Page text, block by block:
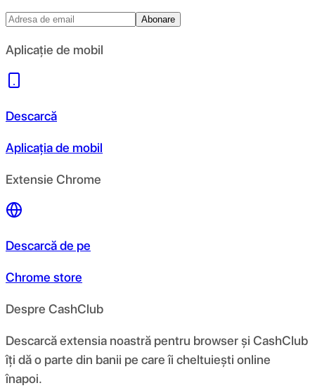
Abonare
Aplicație de mobil
Descarcă
Aplicația de mobil
Extensie Chrome
Descarcă de pe
Chrome store
Despre CashClub
Descarcă extensia noastră pentru browser și CashClub
îți dă o parte din banii pe care îi cheltuiești online
înapoi.